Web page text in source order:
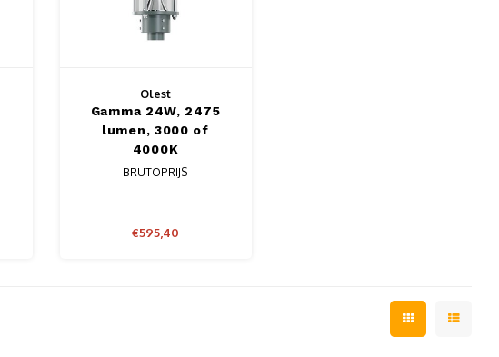
Olest
Gamma 24W, 2475
lumen, 3000 of
4000K
BRUTOPRIJS
€595,40